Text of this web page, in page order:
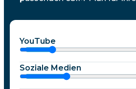
YouTube
Soziale Medien